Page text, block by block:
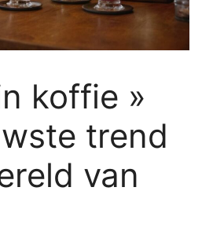
koffie »
trend
van